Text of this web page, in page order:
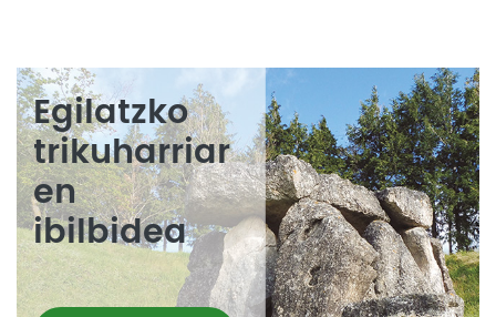
Egilatzko
trikuharriar
en
ibilbidea